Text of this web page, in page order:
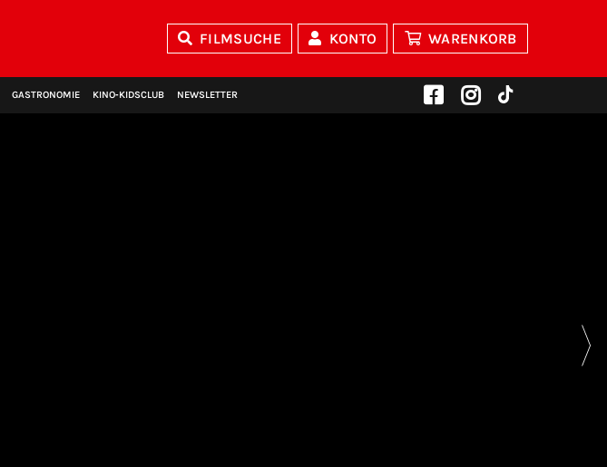
FILMSUCHE KONTO WARENKORB
GASTRONOMIE KINO‑KIDSCLUB NEWSLETTER